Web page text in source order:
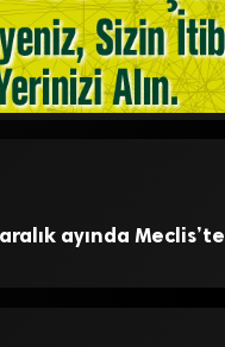
ayında Meclis’te